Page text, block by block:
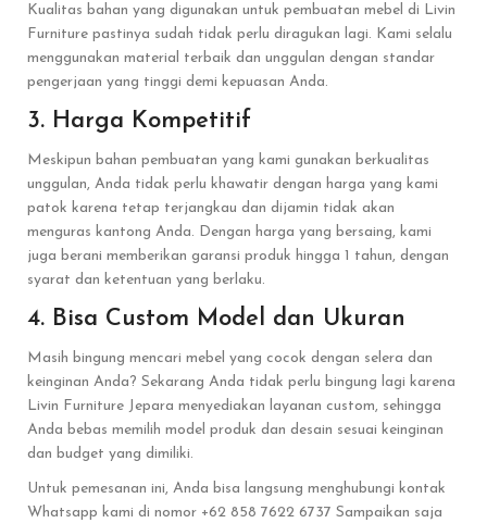
Kualitas bahan yang digunakan untuk pembuatan mebel di Livin
Furniture pastinya sudah tidak perlu diragukan lagi. Kami selalu
menggunakan material terbaik dan unggulan dengan standar
pengerjaan yang tinggi demi kepuasan Anda.
3. Harga Kompetitif
Meskipun bahan pembuatan yang kami gunakan berkualitas
unggulan, Anda tidak perlu khawatir dengan harga yang kami
patok karena tetap terjangkau dan dijamin tidak akan
menguras kantong Anda. Dengan harga yang bersaing, kami
juga berani memberikan garansi produk hingga 1 tahun, dengan
syarat dan ketentuan yang berlaku.
4. Bisa Custom Model dan Ukuran
Masih bingung mencari mebel yang cocok dengan selera dan
keinginan Anda? Sekarang Anda tidak perlu bingung lagi karena
Livin Furniture Jepara menyediakan layanan custom, sehingga
Anda bebas memilih model produk dan desain sesuai keinginan
dan budget yang dimiliki.
Untuk pemesanan ini, Anda bisa langsung menghubungi kontak
Whatsapp kami di nomor +62 858 7622 6737 Sampaikan saja